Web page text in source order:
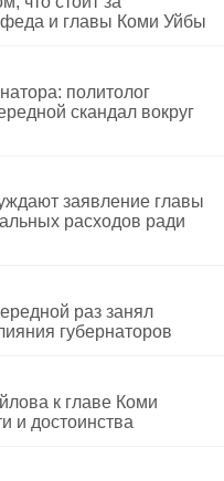
и главы Коми Уйбы
политолог
скандал вокруг
заявление главы
расходов ради
раз занял
губернаторов
к главе Коми
и достоинства